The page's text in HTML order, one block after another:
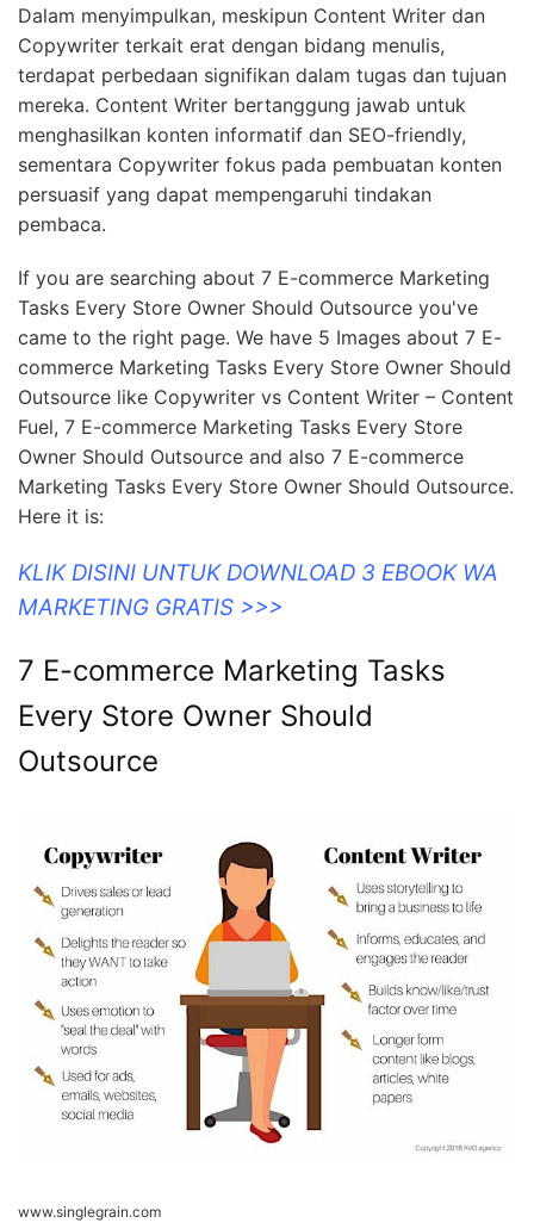
Dalam menyimpulkan, meskipun Content Writer dan
Copywriter terkait erat dengan bidang menulis,
terdapat perbedaan signifikan dalam tugas dan tujuan
mereka. Content Writer bertanggung jawab untuk
menghasilkan konten informatif dan SEO-friendly,
sementara Copywriter fokus pada pembuatan konten
persuasif yang dapat mempengaruhi tindakan
pembaca.
If you are searching about 7 E-commerce Marketing
Tasks Every Store Owner Should Outsource you've
came to the right page. We have 5 Images about 7 E-
commerce Marketing Tasks Every Store Owner Should
Outsource like Copywriter vs Content Writer – Content
Fuel, 7 E-commerce Marketing Tasks Every Store
Owner Should Outsource and also 7 E-commerce
Marketing Tasks Every Store Owner Should Outsource.
Here it is:
KLIK DISINI UNTUK DOWNLOAD 3 EBOOK WA
MARKETING GRATIS >>>
7 E-commerce Marketing Tasks
Every Store Owner Should
Outsource
www.singlegrain.com